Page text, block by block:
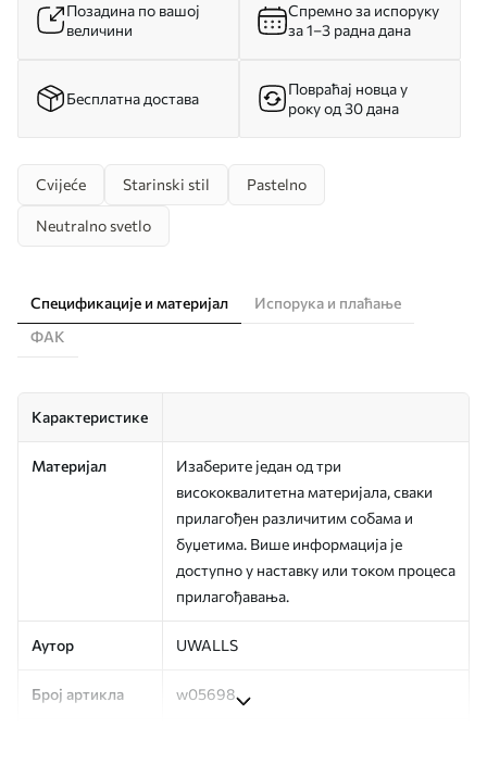
Позадина по вашој
величини
Спремно за испоруку
за 1–3 радна дана
Бесплатна достава
Повраћај новца у
року од 30 дана
Cvijeće Starinski stil Pastelno
Neutralno svetlo
Спецификације и материјал
Испорука и плаћање
ФАК
Карактеристике
Материјал
Изаберите један од три
висококвалитетна материјала, сваки
прилагођен различитим собама и
буџетима. Више информација је
доступно у наставку или током процеса
прилагођавања.
Аутор UWALLS
Број артикла w05698